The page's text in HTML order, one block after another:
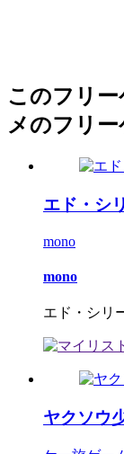
このフリ
メのフリー
エド・シ
mono
mono
エド・シ
ヤクソウ